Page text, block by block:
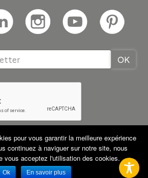
GRETA CDMA Partenaires
légales CGV Plan du site
pour vous garantir la meilleure expérience
continuez à naviguer sur notre site, nous
vous acceptez l'utilisation des cookies.
Ok En savoir plus